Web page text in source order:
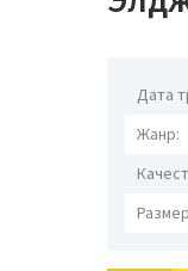
Дата
Жанр: